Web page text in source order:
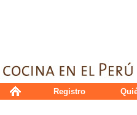
Registro